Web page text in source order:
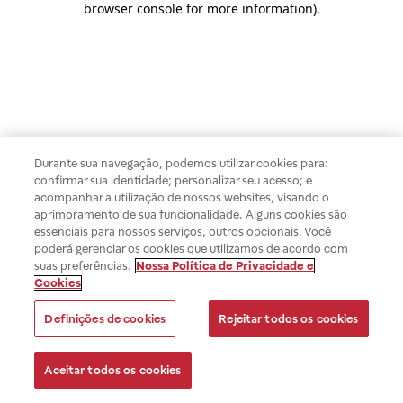
browser console for more information).
Durante sua navegação, podemos utilizar cookies para:
confirmar sua identidade; personalizar seu acesso; e
acompanhar a utilização de nossos websites, visando o
aprimoramento de sua funcionalidade. Alguns cookies são
essenciais para nossos serviços, outros opcionais. Você
poderá gerenciar os cookies que utilizamos de acordo com
suas preferências. Nossa Política de Privacidade e
Cookies
Definições de cookies Rejeitar todos os cookies
Aceitar todos os cookies